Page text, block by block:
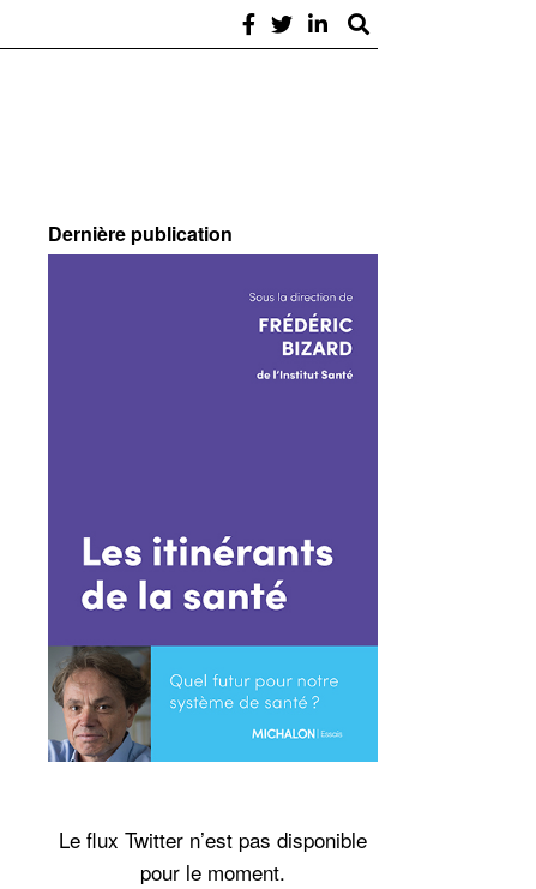
Dernière publication
Le flux Twitter n’est pas disponible
pour le moment.